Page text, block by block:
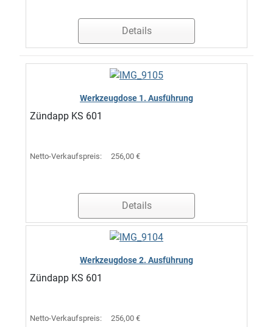
Details
Werkzeugdose 1. Ausführung
Zündapp KS 601
Netto-Verkaufspreis: 256,00 €
Details
Werkzeugdose 2. Ausführung
Zündapp KS 601
Netto-Verkaufspreis: 256,00 €